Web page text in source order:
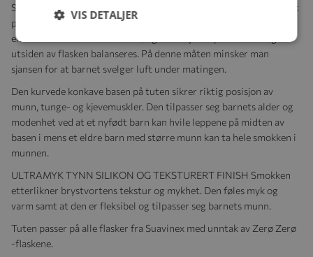
SX PRO følger de mest avanserte profesjonelle anbefalinger slik at
produktene ikke forstyrrer utviklingen i munnhulen. Tuten har
en antikolikk-ventil som skal sørge for trykket på innsiden og
utsiden av flasken balanseres. På denne måten minsker man
sjansen for at barnet svelger luft under matingen.
Den kurvede konkave basen på tuten sikrer riktig posisjon av
munn, tunge- og kjevemuskler. Den tilpasser seg barnets alder og
modenhet ved at et nyfødt barn kan hvile leppene på midten av
basen i mens et eldre barn med større munn kan ta hele smokken i
munnen.
ULTRAMYK TYNN SILIKON OG TEKSTURERT FINISH Smokken
etterlikner brystvortens tekstur og mykhet. Den føles myk og
varm samt at den er fleksibel og tilpasser seg barnets munn.
Tuten passer på alle flasker fra Suavinex med unntak av Zerø Zerø
-flaskene.
VIS DETALJER